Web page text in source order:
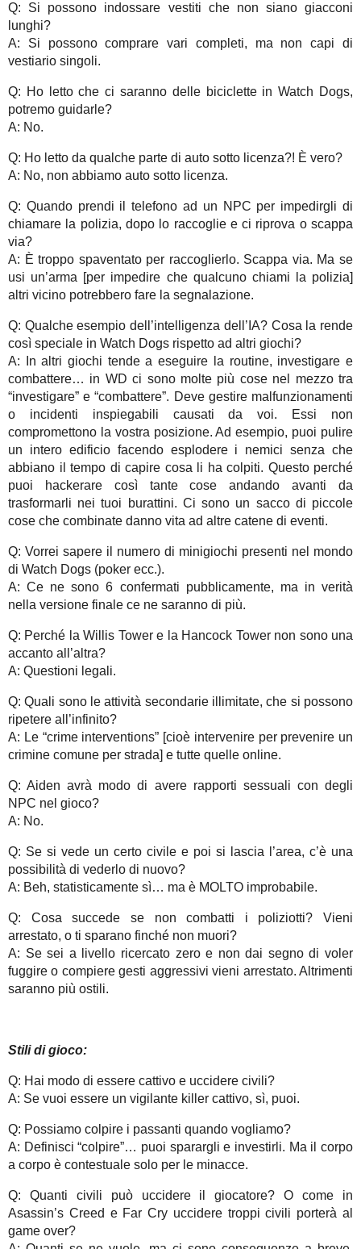
Q: Si possono indossare vestiti che non siano giacconi
lunghi?
A: Si possono comprare vari completi, ma non capi di
vestiario singoli.
Q: Ho letto che ci saranno delle biciclette in Watch Dogs,
potremo guidarle?
A: No.
Q: Ho letto da qualche parte di auto sotto licenza?! È vero?
A: No, non abbiamo auto sotto licenza.
Q: Quando prendi il telefono ad un NPC per impedirgli di
chiamare la polizia, dopo lo raccoglie e ci riprova o scappa
via?
A: È troppo spaventato per raccoglierlo. Scappa via. Ma se
usi un’arma [per impedire che qualcuno chiami la polizia]
altri vicino potrebbero fare la segnalazione.
Q: Qualche esempio dell’intelligenza dell’IA? Cosa la rende
così speciale in Watch Dogs rispetto ad altri giochi?
A: In altri giochi tende a eseguire la routine, investigare e
combattere… in WD ci sono molte più cose nel mezzo tra
“investigare” e “combattere”. Deve gestire malfunzionamenti
o incidenti inspiegabili causati da voi. Essi non
compromettono la vostra posizione. Ad esempio, puoi pulire
un intero edificio facendo esplodere i nemici senza che
abbiano il tempo di capire cosa li ha colpiti. Questo perché
puoi hackerare così tante cose andando avanti da
trasformarli nei tuoi burattini. Ci sono un sacco di piccole
cose che combinate danno vita ad altre catene di eventi.
Q: Vorrei sapere il numero di minigiochi presenti nel mondo
di Watch Dogs (poker ecc.).
A: Ce ne sono 6 confermati pubblicamente, ma in verità
nella versione finale ce ne saranno di più.
Q: Perché la Willis Tower e la Hancock Tower non sono una
accanto all’altra?
A: Questioni legali.
Q: Quali sono le attività secondarie illimitate, che si possono
ripetere all’infinito?
A: Le “crime interventions” [cioè intervenire per prevenire un
crimine comune per strada] e tutte quelle online.
Q: Aiden avrà modo di avere rapporti sessuali con degli
NPC nel gioco?
A: No.
Q: Se si vede un certo civile e poi si lascia l’area, c’è una
possibilità di vederlo di nuovo?
A: Beh, statisticamente sì… ma è MOLTO improbabile.
Q: Cosa succede se non combatti i poliziotti? Vieni
arrestato, o ti sparano finché non muori?
A: Se sei a livello ricercato zero e non dai segno di voler
fuggire o compiere gesti aggressivi vieni arrestato. Altrimenti
saranno più ostili.
Stili di gioco:
Q: Hai modo di essere cattivo e uccidere civili?
A: Se vuoi essere un vigilante killer cattivo, sì, puoi.
Q: Possiamo colpire i passanti quando vogliamo?
A: Definisci “colpire”… puoi sparargli e investirli. Ma il corpo
a corpo è contestuale solo per le minacce.
Q: Quanti civili può uccidere il giocatore? O come in
Asassin’s Creed e Far Cry uccidere troppi civili porterà al
game over?